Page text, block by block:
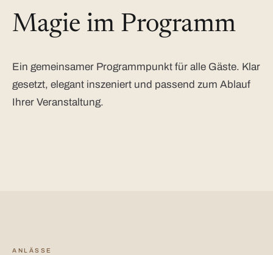
Magie im Programm
Ein gemeinsamer Programmpunkt für alle Gäste. Klar
gesetzt, elegant inszeniert und passend zum Ablauf
Ihrer Veranstaltung.
ANLÄSSE